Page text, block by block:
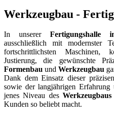
Werkzeugbau -
In unserer Fertigungshalle
ausschließlich mit modernster
fortschrittlichsten Maschinen,
Justierung, die gewünschte
Formenbau und Werkzeugbau
Dank dem Einsatz dieser
sowie der langjährigen
jenes Niveau desWerkzeugbaus
Kunden so beliebt macht.